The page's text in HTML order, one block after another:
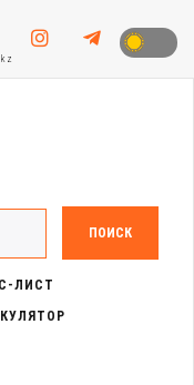
ПОИСК
ЛИСТ